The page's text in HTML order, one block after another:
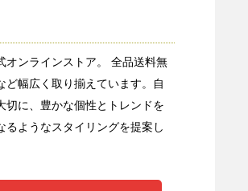
ンラインストア。 全品送料無
幅広く取り揃えています。自
切に、豊かな個性とトレンドを
ようなスタイリングを提案し